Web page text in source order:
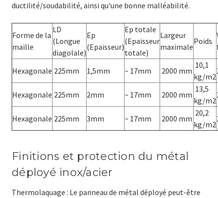
ductilité/soudabilité, ainsi qu'une bonne malléabilité.
Forme de la
maille
LD
(Longue
diagolale)
Ep
(Epaisseur)
Ep totale
(Epaisseur
totale)
Largeur
maximale
Poids
Hexagonale 225mm 1,5mm ~ 17mm 2000 mm
10,1
kg/m2
Hexagonale 225mm 2mm ~ 17mm 2000 mm
13,5
kg/m2
Hexagonale 225mm 3mm ~ 17mm 2000 mm
20,2
kg/m2
Finitions et protection du métal
déployé inox/acier
Thermolaquage : Le panneau de métal déployé peut-être